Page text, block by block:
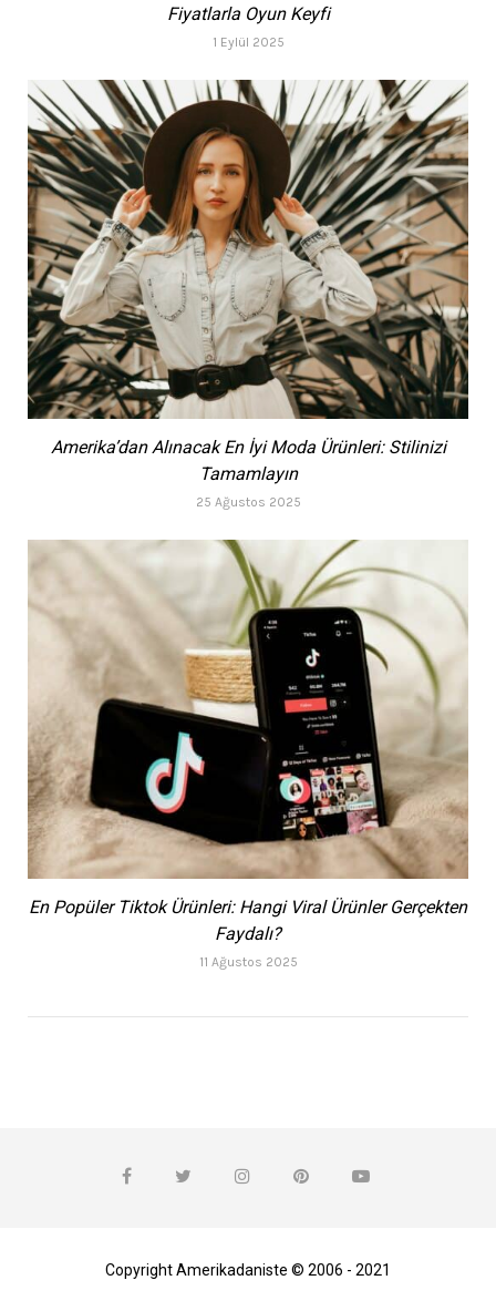
Fiyatlarla Oyun Keyfi
1 Eylül 2025
Amerika’dan Alınacak En İyi Moda Ürünleri: Stilinizi
Tamamlayın
25 Ağustos 2025
En Popüler Tiktok Ürünleri: Hangi Viral Ürünler Gerçekten
Faydalı?
11 Ağustos 2025
Copyright Amerikadaniste © 2006 - 2021